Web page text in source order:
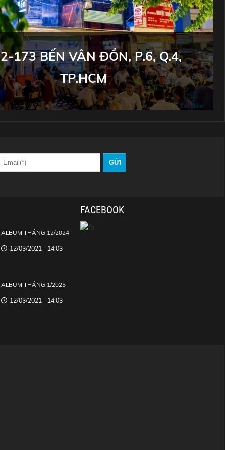
173 BẾN VÂN ĐỒN, P.6, Q.4,
TP.HCM
ALBUM THÁNG 12/2024
12/03/2021 - 14:03
ALBUM THÁNG 1/2025
12/03/2021 - 14:03
FACEBOOK